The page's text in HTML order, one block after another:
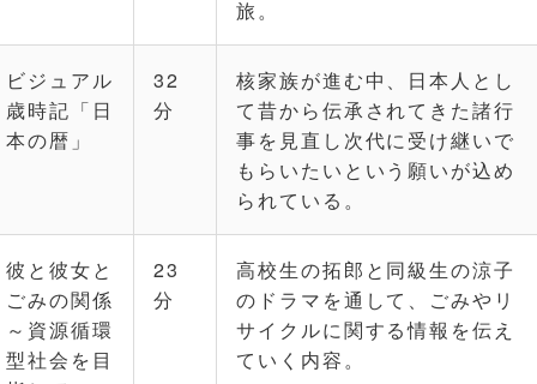
旅。
ビジュアル
歳時記「日
本の暦」
32
分
核家族が進む中、日本人とし
て昔から伝承されてきた諸行
事を見直し次代に受け継いで
もらいたいという願いが込め
られている。
彼と彼女と
ごみの関係
～資源循環
型社会を目
23
分
高校生の拓郎と同級生の涼子
のドラマを通して、ごみやリ
サイクルに関する情報を伝え
ていく内容。